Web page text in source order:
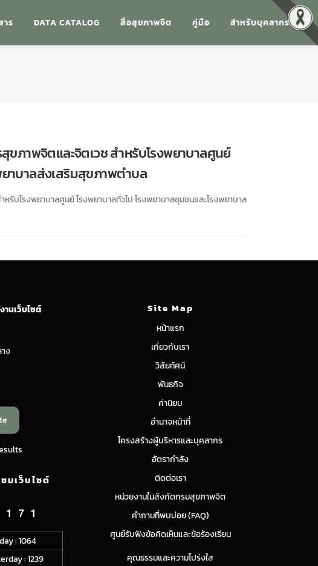
ร DATA CATALOG สื่อสุขภาพจิต คู่มือ สำหรับบุคลากร
ภาพจิตและจิตเวช สำหรับโรงพยาบาลศูนย์
ยาบาลส่งเสริมสุขภาพตำบล
โรงพยาบาลศูนย์ โรงพยาบาลทั่วไป โรงพยาบาลชุมชนและโรงพยาบาล
านเว็บไซต์
ง
มเว็บไซต์
: 1064
: 1239
Site Map
หน้าแรก
เกี่ยวกับเรา
วิสัยทัศน์
พันธกิจ
ค่านิยม
อำนาจหน้าที่
โครงสร้างผู้บริหารและบุคลากร
อัตรากำลัง
ติดต่อเรา
หน่วยงานในสังกัดกรมสุขภาพจิต
คำถามที่พบบ่อย (FAQ)
ศูนย์รับฟังข้อคิดเห็นและข้อร้องเรียน
คุณธรรมและความโปร่งใส